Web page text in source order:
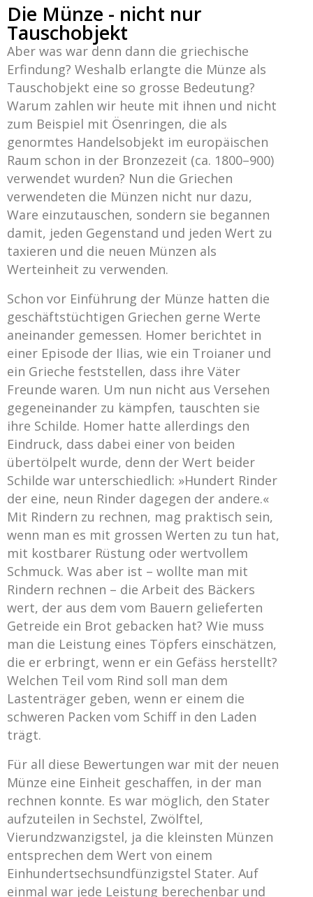
Die Münze - nicht nur
Tauschobjekt
Aber was war denn dann die griechische
Erfindung? Weshalb erlangte die Münze als
Tauschobjekt eine so grosse Bedeutung?
Warum zahlen wir heute mit ihnen und nicht
zum Beispiel mit Ösenringen, die als
genormtes Handelsobjekt im europäischen
Raum schon in der Bronzezeit (ca. 1800–900)
verwendet wurden? Nun die Griechen
verwendeten die Münzen nicht nur dazu,
Ware einzutauschen, sondern sie begannen
damit, jeden Gegenstand und jeden Wert zu
taxieren und die neuen Münzen als
Werteinheit zu verwenden.
Schon vor Einführung der Münze hatten die
geschäftstüchtigen Griechen gerne Werte
aneinander gemessen. Homer berichtet in
einer Episode der Ilias, wie ein Troianer und
ein Grieche feststellen, dass ihre Väter
Freunde waren. Um nun nicht aus Versehen
gegeneinander zu kämpfen, tauschten sie
ihre Schilde. Homer hatte allerdings den
Eindruck, dass dabei einer von beiden
übertölpelt wurde, denn der Wert beider
Schilde war unterschiedlich: »Hundert Rinder
der eine, neun Rinder dagegen der andere.«
Mit Rindern zu rechnen, mag praktisch sein,
wenn man es mit grossen Werten zu tun hat,
mit kostbarer Rüstung oder wertvollem
Schmuck. Was aber ist – wollte man mit
Rindern rechnen – die Arbeit des Bäckers
wert, der aus dem vom Bauern gelieferten
Getreide ein Brot gebacken hat? Wie muss
man die Leistung eines Töpfers einschätzen,
die er erbringt, wenn er ein Gefäss herstellt?
Welchen Teil vom Rind soll man dem
Lastenträger geben, wenn er einem die
schweren Packen vom Schiff in den Laden
trägt.
Für all diese Bewertungen war mit der neuen
Münze eine Einheit geschaffen, in der man
rechnen konnte. Es war möglich, den Stater
aufzuteilen in Sechstel, Zwölftel,
Vierundzwanzigstel, ja die kleinsten Münzen
entsprechen dem Wert von einem
Einhundertsechsundfünzigstel Stater. Auf
einmal war jede Leistung berechenbar und